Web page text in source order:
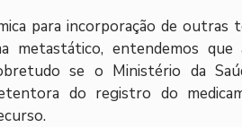
para incorporação de outras
metastático, entendemos que
se o Ministério da
do registro do